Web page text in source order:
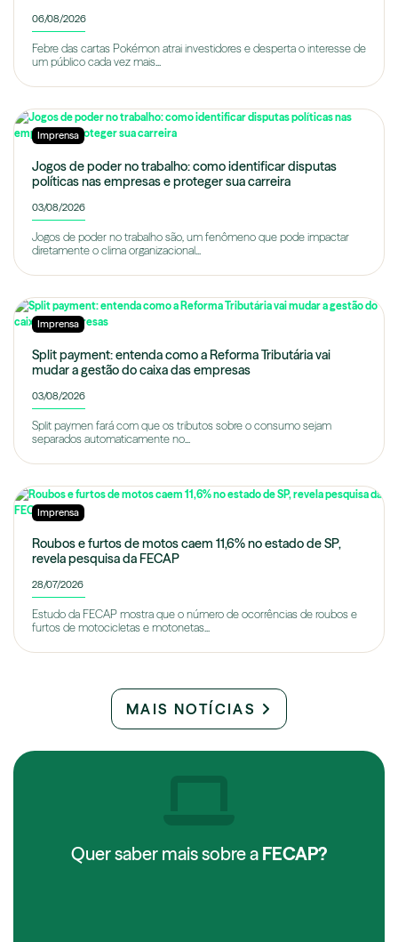
06/08/2026
Febre das cartas Pokémon atrai investidores e desperta o interesse de
um público cada vez mais...
Imprensa
Jogos de poder no trabalho: como identificar disputas
políticas nas empresas e proteger sua carreira
03/08/2026
Jogos de poder no trabalho são, um fenômeno que pode impactar
diretamente o clima organizacional...
Imprensa
Split payment: entenda como a Reforma Tributária vai
mudar a gestão do caixa das empresas
03/08/2026
Split paymen fará com que os tributos sobre o consumo sejam
separados automaticamente no...
Imprensa
Roubos e furtos de motos caem 11,6% no estado de SP,
revela pesquisa da FECAP
28/07/2026
Estudo da FECAP mostra que o número de ocorrências de roubos e
furtos de motocicletas e motonetas...
MAIS NOTÍCIAS
Quer saber mais sobre a FECAP?